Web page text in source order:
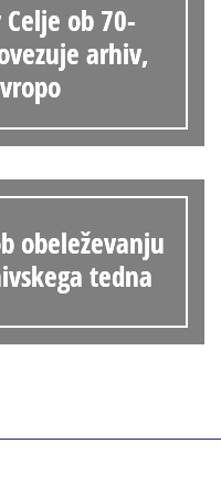
ob 70-
arhiv,
obeleževanju
tedna